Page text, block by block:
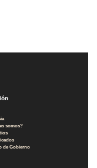
somos?
de Gobierno